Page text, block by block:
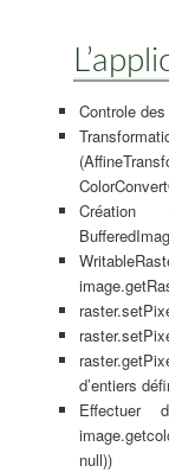
Controle
Création
d’entiers
Effectuer
null))